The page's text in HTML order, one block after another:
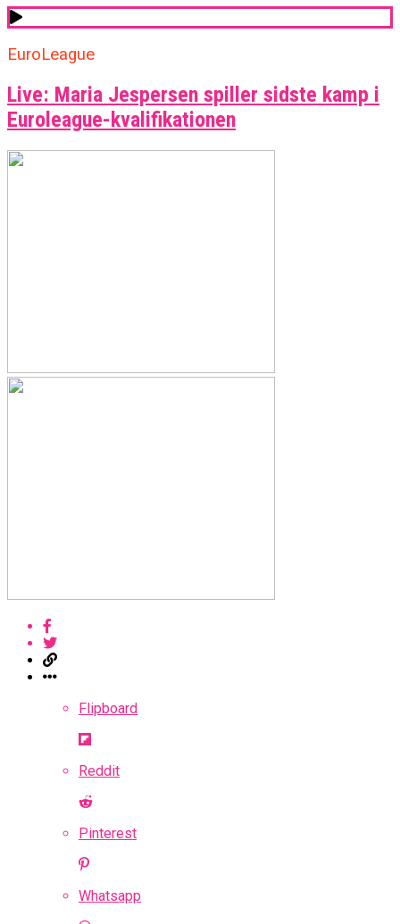
EuroLeague
Live: Maria Jespersen spiller sidste kamp i
Euroleague-kvalifikationen
Flipboard
Reddit
Pinterest
Whatsapp